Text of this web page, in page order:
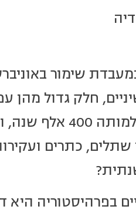
שימור
שלא לתהות: איך
שתלים, כתרים
בפרהיסטוריה